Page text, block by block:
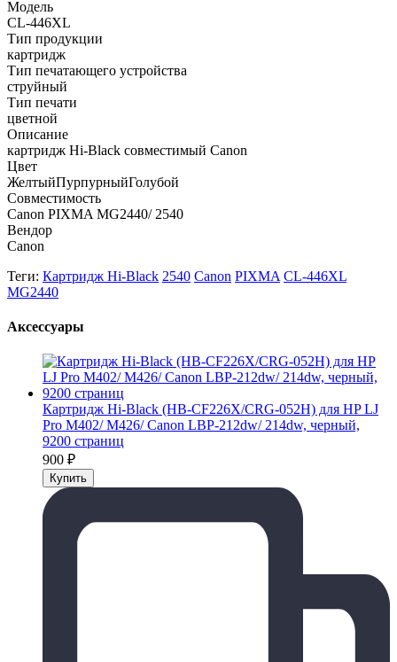
Модель
CL-446XL
Тип продукции
картридж
Тип печатающего устройства
струйный
Тип печати
цветной
Описание
картридж Hi-Black совместимый Canon
Цвет
ЖелтыйПурпурныйГолубой
Совместимость
Canon PIXMA MG2440/ 2540
Вендор
Canon
Теги: Картридж Hi-Black 2540 Canon PIXMA CL-446XL
MG2440
Аксессуары
Картридж Hi-Black (HB-CF226X/CRG-052H) для HP LJ
Pro M402/ M426/ Canon LBP-212dw/ 214dw, черный,
9200 страниц
900 ₽